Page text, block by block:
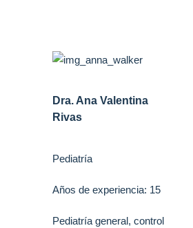
Dra. Ana Valentina
Rivas
Pediatría
Años de experiencia: 15
Pediatría general, control